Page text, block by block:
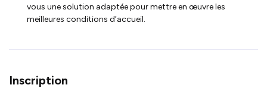
vous une solution adaptée pour mettre en œuvre les
meilleures conditions d’accueil.
Inscription